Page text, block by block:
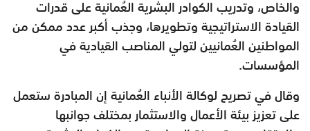
والخاص، وتدريب الكوادر البشرية العُمانية على قدرات
القيادة الاستراتيجية وتطويرها، وجذب أكبر عدد ممكن من
المواطنين العُمانيين لتولي المناصب القيادية في
المؤسسات.
وقال في تصريح لوكالة الأنباء العُمانية إن المبادرة ستعمل
على تعزيز بيئة الأعمال والاستثمار بمختلف جوانبها